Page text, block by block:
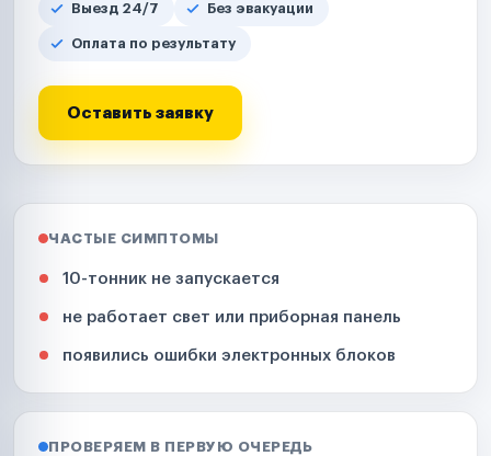
Выезд 24/7 Без эвакуации
Оплата по результату
Оставить заявку
ЧАСТЫЕ СИМПТОМЫ
10-тонник не запускается
не работает свет или приборная панель
появились ошибки электронных блоков
ПРОВЕРЯЕМ В ПЕРВУЮ ОЧЕРЕДЬ